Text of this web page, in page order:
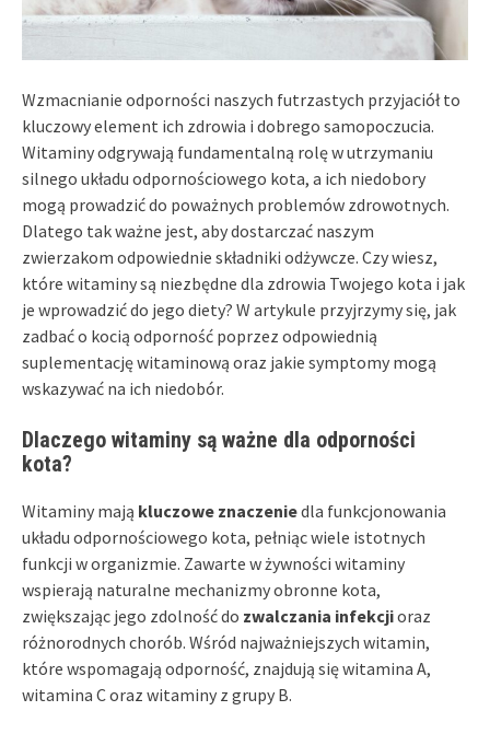
Wzmacnianie odporności naszych futrzastych przyjaciół to
kluczowy element ich zdrowia i dobrego samopoczucia.
Witaminy odgrywają fundamentalną rolę w utrzymaniu
silnego układu odpornościowego kota, a ich niedobory
mogą prowadzić do poważnych problemów zdrowotnych.
Dlatego tak ważne jest, aby dostarczać naszym
zwierzakom odpowiednie składniki odżywcze. Czy wiesz,
które witaminy są niezbędne dla zdrowia Twojego kota i jak
je wprowadzić do jego diety? W artykule przyjrzymy się, jak
zadbać o kocią odporność poprzez odpowiednią
suplementację witaminową oraz jakie symptomy mogą
wskazywać na ich niedobór.
Dlaczego witaminy są ważne dla odporności
kota?
Witaminy mają kluczowe znaczeniedla funkcjonowania
układu odpornościowego kota, pełniąc wiele istotnych
funkcji w organizmie. Zawarte w żywności witaminy
wspierają naturalne mechanizmy obronne kota,
zwiększając jego zdolność do zwalczania infekcjioraz
różnorodnych chorób. Wśród najważniejszych witamin,
które wspomagają odporność, znajdują się witamina A,
witamina C oraz witaminy z grupy B.